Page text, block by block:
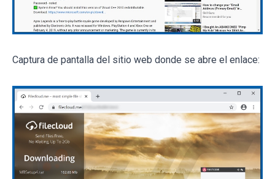
Captura de pantalla del sitio web donde se abre el enlace: